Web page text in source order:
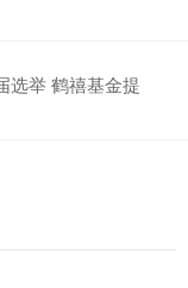
选举 鹤禧基金提